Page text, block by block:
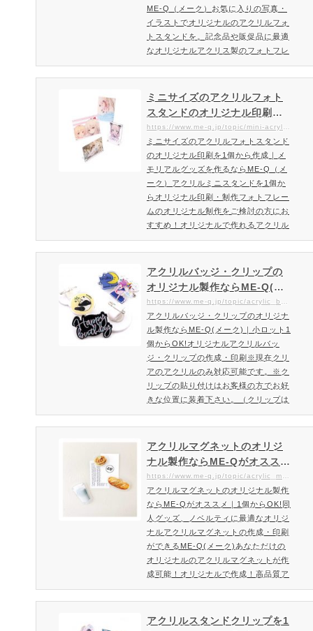
ME-Q（メーク）お気に入りの写真・
イラストでオリジナルのアクリルフォ
トスタンドを。記念品や販促品に最適
なオリジナルアクリス製のフォトフレ
ームオリジナルのアクリルフォトスタ
ンドを作るならME-Qがおすすめ！高
品質のフルカラー印刷と国産アクリル
を使用してオリジナルのアクリルフォ
ミニサイズのアクリルフォト
スタンドのオリジナル印刷を1
個から作成｜メモリアルグッ
ズを作るならME-Q（メーク）
https://www.me-q.jp/topic/mini-acrylicstand
ミニサイズのアクリルフォトスタンド
のオリジナル印刷を1個から作成｜メ
モリアルグッズを作るならME-Q（メ
ーク）アクリルミニスタンドを1個か
らオリジナル印刷・制作フォトフレー
ムのオリジナル制作をご検討の方にお
すすめ！オリジナルで作れるアクリル
ミニスタンドME-Qでオリジナル作成
できるアクリルスタンドはフォトフレ
ームをイメージしたシンプルで高級感
あるアクリル製ミニスタンド。お気に
入りの写真・キャラクター・同人イラ
立てます。また、同人系のコ…
アクリルバッジ・クリップの
オリジナル製作ならME-Q(メ
ーク)｜小ロット1個からOK!
オリジナルアクリルバッジ・
クリップの作成・印刷
https://www.me-q.jp/topic/acrylic_badge
アクリルバッジ・クリップのオリジナ
ル製作ならME-Q(メーク)｜小ロット1
個からOK!オリジナルアクリルバッ
ジ・クリップの作成・印刷※現在クリ
アのアクリルのみ対応可能です。※ク
リップの貼り付けはお客様の方でお好
きな位置に装着下さい。（クリップは
同封しております）あなただけのデザ
インを高品質プリントできるアクリル
バッジが登場！オリジナルで作成！ア
クリルキーバッジクリップオリジナル
で作成頂いたアクリルにバッチをお付
様です。クリップで洋服に挟…
アクリルマグネットのオリジ
ナル製作ならME-Qがオススメ
｜1個からOK!同人グッズ、ノ
ベルティに最適なオリジナル
アクリルマグネットの作成・
印刷ができるME-Q(メーク)
https://www.me-q.jp/topic/acrylic_magnet
アクリルマグネットのオリジナル製作
ならME-Qがオススメ｜1個からOK!同
人グッズ、ノベルティに最適なオリジ
ナルアクリルマグネットの作成・印刷
ができるME-Q(メーク)あなただけの
オリジナルのアクリルマグネットが作
成可能！オリジナルで作成！高品質ア
クリルマグネットオリジナルデザイン
を高品質プリントできるアクリルマグ
ネットです！イラストや写真などはも
アクリルスタンドクリップを1